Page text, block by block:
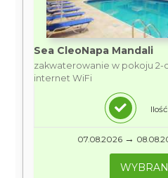
Sea CleoNapa Mandali
zakwaterowanie w pokoju 2-
internet WiFi
07.08.2026 →